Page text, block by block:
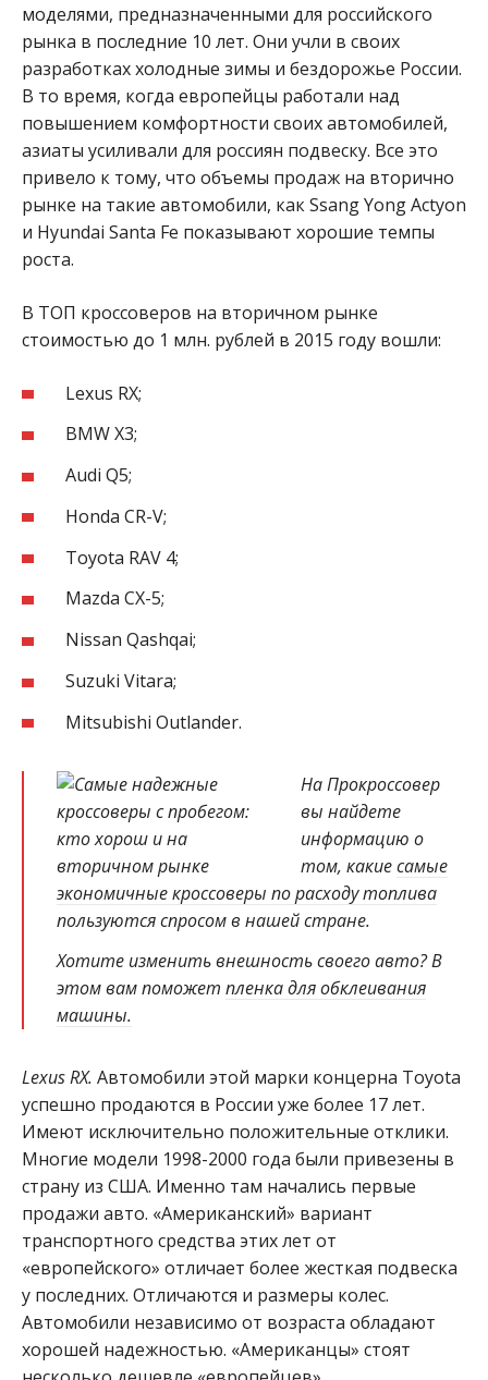
моделями, предназначенными для российского
рынка в последние 10 лет. Они учли в своих
разработках холодные зимы и бездорожье России.
В то время, когда европейцы работали над
повышением комфортности своих автомобилей,
азиаты усиливали для россиян подвеску. Все это
привело к тому, что объемы продаж на вторично
рынке на такие автомобили, как Ssang Yong Actyon
и Hyundai Santa Fe показывают хорошие темпы
роста.
В ТОП кроссоверов на вторичном рынке
стоимостью до 1 млн. рублей в 2015 году вошли:
Lexus RX;
BMW X3;
Audi Q5;
Honda CR-V;
Toyota RAV 4;
Mazda CX-5;
Nissan Qashqai;
Suzuki Vitara;
Mitsubishi Outlander.
На Прокроссовер
вы найдете
информацию о
том, какиесамые
экономичные кроссоверы по расходу топлива
пользуются спросом в нашей стране.
Хотите изменить внешность своего авто? В
этом вам поможет пленка для обклеивания
машины.
Lexus RX. Автомобили этой марки концерна Toyota
успешно продаются в России уже более 17 лет.
Имеют исключительно положительные отклики.
Многие модели 1998-2000 года были привезены в
страну из США. Именно там начались первые
продажи авто. «Американский» вариант
транспортного средства этих лет от
«европейского» отличает более жесткая подвеска
у последних. Отличаются и размеры колес.
Автомобили независимо от возраста обладают
хорошей надежностью. «Американцы» стоят